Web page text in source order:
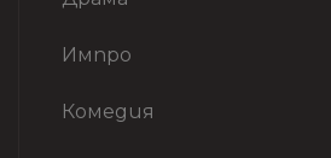
Импро
Комедия